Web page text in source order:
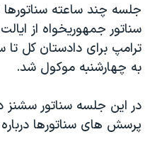
چهل سال گروگان‌گیری
قانون شفافیت دارائی کادر
اعتراضات مردمی آبان ۹۸
نرگس محمدی برنده جایزه
جلسه چند ساعته
سناتور جمهوریخواه از
ترامپ برای دادستان کل
به چهارشنبه موکول شد.
در این جلسه سناتور سشنز
پرسش های سناتورها